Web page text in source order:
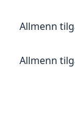
Allmenn
Allmenn